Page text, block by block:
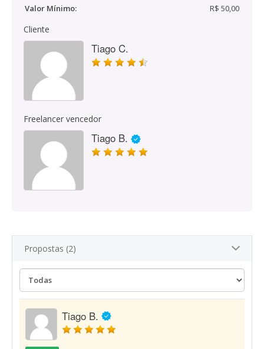
Valor Mínimo:
R$ 50,00
Cliente
Tiago C.
Freelancer vencedor
Tiago B.
Propostas (2)
Tiago B.